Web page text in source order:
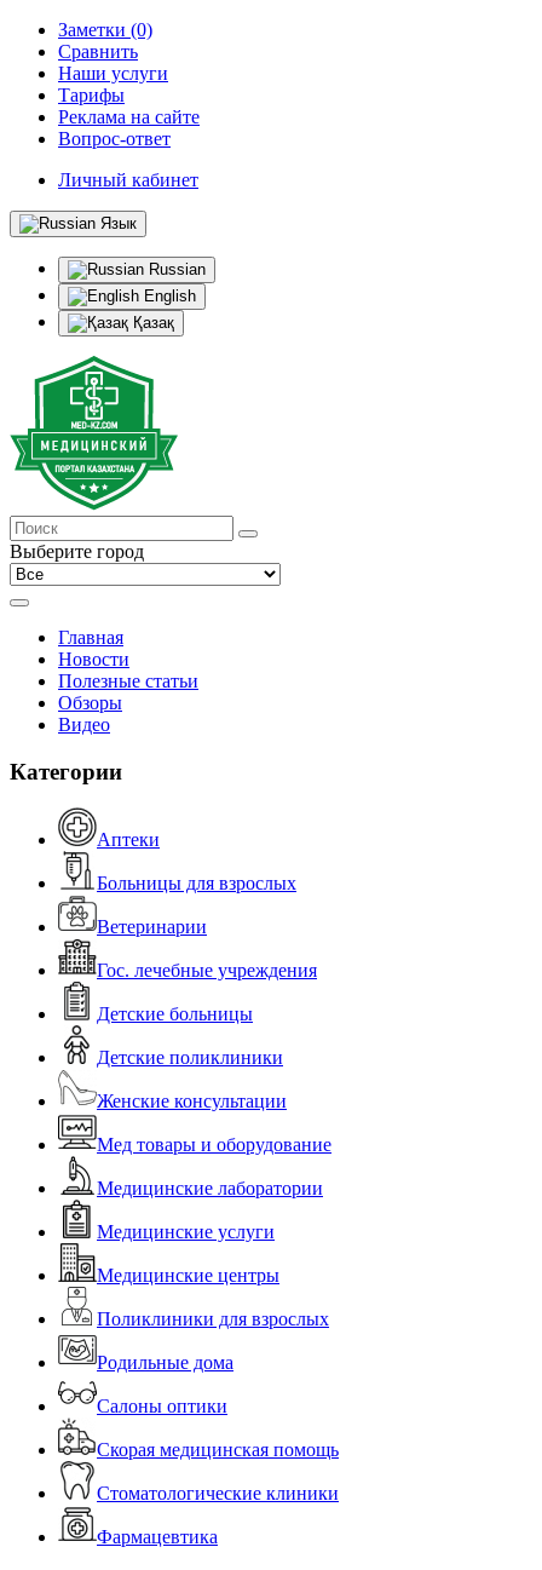
Заметки (0)
Сравнить
Наши услуги
Тарифы
Реклама на сайте
Вопрос-ответ
Личный кабинет
Язык
Russian
English
Қазақ
Выберите город
Главная
Новости
Полезные статьи
Обзоры
Видео
Категории
Аптеки
Больницы для взрослых
Ветеринарии
Гос. лечебные учреждения
Детские больницы
Детские поликлиники
Женские консультации
Мед товары и оборудование
Медицинские лаборатории
Медицинские услуги
Медицинские центры
Поликлиники для взрослых
Родильные дома
Салоны оптики
Скорая медицинская помощь
Стоматологические клиники
Фармацевтика